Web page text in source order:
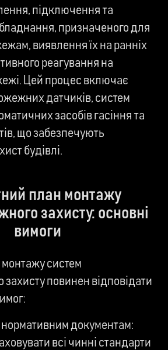
підключення та
призначеного для
виявлення їх на ранніх
реагування на
Цей процес включає
датчиків, систем
засобів гасіння та
що забезпечують
будівлі.
план монтажу
захисту: основні
вимоги
монтажу систем
повинен відповідати
нормативним документам:
всі чинні стандарти